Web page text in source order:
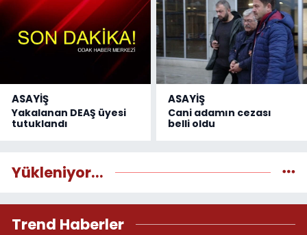
ASAYİŞ
Yakalanan DEAŞ üyesi
tutuklandı
ASAYİŞ
Cani adamın cezası
belli oldu
Yükleniyor...
Trend Haberler